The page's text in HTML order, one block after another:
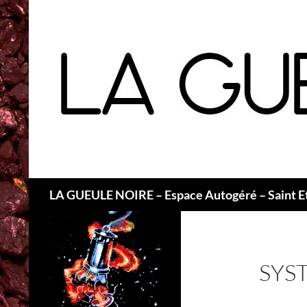
LA GUEULE NOIRE – Espace Autogéré – Saint